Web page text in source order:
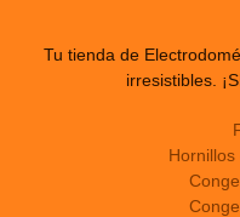
Tu tienda de
irresistibles.